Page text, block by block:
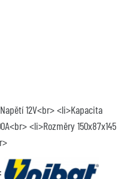
12V<br> <li>Kapacita
<li>Rozměry 150x87x145